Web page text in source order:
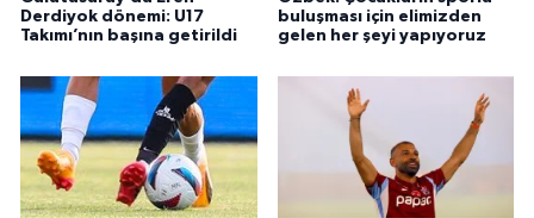
Derdiyok dönemi: U17
Takımı’nın başına getirildi
buluşması için elimizden
gelen her şeyi yapıyoruz